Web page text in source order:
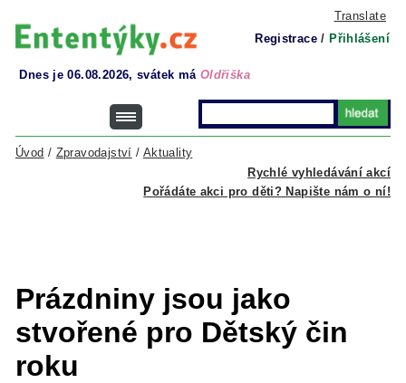
Translate
Registrace / Přihlášení
Dnes je 06.08.2026, svátek má Oldřiška
Rychlé vyhledávání akcí
Úvod / Zpravodajství / Aktuality
Pořádáte akci pro děti? Napište nám o ní!
Prázdniny jsou jako
stvořené pro Dětský čin
roku